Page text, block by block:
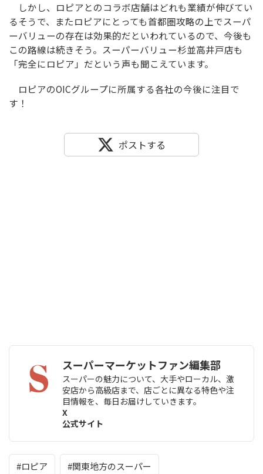
しかし、ロピアとのコラボ店舗はどれも業績が伸びてい
るそうで、またロピアにとっても首都圏攻略の上でスーパ
ーバリューの存在は効果的だといわれているので、今後も
この路線は続きそう。スーパーバリュー杉並高井戸店も
「完全にロピア」だという声も聞こえています。
ロピアのOICグループに所属する各社の今後に注目で
す！
ポストする
スーパーマーケットファン編集部
スーパーの魅力について、大手やローカル、激
安店から高級店まで、店ごとに異なる特色や注
目情報を、毎日お届けしていきます。
X
公式サイト
ロピア 関東地方のスーパー